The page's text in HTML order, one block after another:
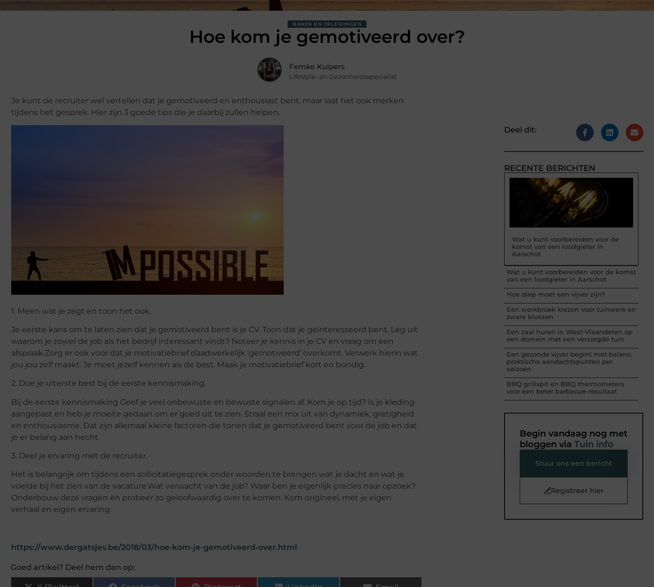
BANEN EN OPLEIDINGEN
Hoe kom je gemotiveerd over?
Femke Kuipers
Lifestyle- en Gezonheidsspecialist
Je kunt de recruiter wel vertellen dat je gemotiveerd en enthousiast bent, maar laat het ook merken
tijdens het gesprek. Hier zijn 3 goede tips die je daarbij zullen helpen.
1. Meen wat je zegt en toon het ook.
Je eerste kans om te laten zien dat je gemotiveerd bent is je CV. Toon dat je geïnteresseerd bent, Leg uit
waarom je zowel de job als het bedrijf interessant vindt? Noteer je kennis in je CV en vraag om een
afspraak.Zorg er ook voor dat je motivatiebrief daadwerkelijk ‘gemotiveerd’ overkomt. Verwerk hierin wat
jou jou zelf maakt. Je moet jezelf kennen als de best. Maak je motivatiebrief kort en bondig.
2. Doe je uiterste best bij de eerste kennismaking.
Bij de eerste kennismaking Geef je veel onbewuste en bewuste signalen af. Kom je op tijd? Is je kleding
aangepast en heb je moeite gedaan om er goed uit te zien. Straal een mix uit van dynamiek, gretigheid
en enthousiasme. Dat zijn allemaal kleine factoren die tonen dat je gemotiveerd bent voor de job en dat
je er belang aan hecht.
3. Deel je ervaring met de recruiter.
Het is belangrijk om tijdens een sollicitatiegesprek onder woorden te brengen wat je dacht en wat je
voelde bij het zien van de vacature.Wat verwacht van de job? Waar ben je eigenlijk precies naar opzoek?
Onderbouw deze vragen en probeer zo geloofwaardig over te komen. Kom origineel, met je eigen
verhaal en eigen ervaring.
https://www.dergatsjev.be/2018/03/hoe-kom-je-gemotiveerd-over.html
Goed artikel? Deel hem dan op:
Deel dit:
RECENTE BERICHTEN
Wat u kunt voorbereiden voor de
komst van een loodgieter in
Aarschot
Wat u kunt voorbereiden voor de komst
van een loodgieter in Aarschot
Hoe diep moet een vijver zijn?
Een werkbroek kiezen voor tuinwerk en
zware klussen
Een zaal huren in West-Vlaanderen op
een domein met een verzorgde tuin
Een gezonde vijver begint met balans:
praktische aandachtspunten per
seizoen
BBQ grillspit en BBQ thermometers
voor een beter barbecue-resultaat
Begin vandaag nog met
bloggen via Tuin info
Stuur ons een bericht
Registreer hier